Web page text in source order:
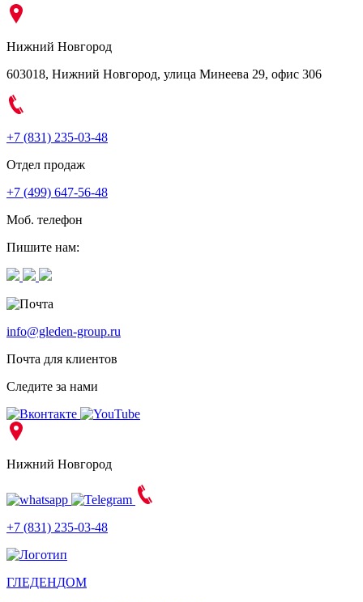
Нижний Новгород
603018, Нижний Новгород, улица Минеева 29, офис 306
+7 (831) 235-03-48
Отдел продаж
+7 (499) 647-56-48
Моб. телефон
Пишите нам:
info@gleden-group.ru
Почта для клиентов
Следите за нами
Нижний Новгород
+7 (831) 235-03-48
ГЛЕДЕНДОМ